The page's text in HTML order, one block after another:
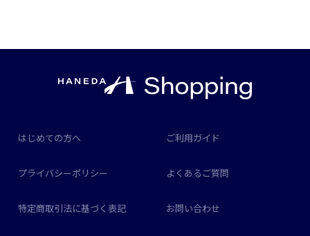
はじめての方へ ご利用ガイド
プライバシーポリシー よくあるご質問
特定商取引法に基づく表記 お問い合わせ